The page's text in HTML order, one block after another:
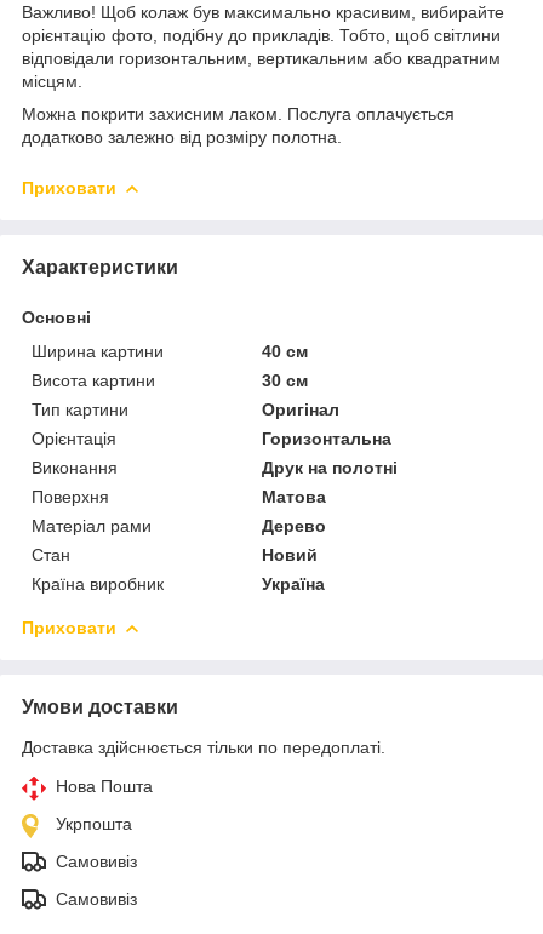
Важливо! Щоб колаж був максимально красивим, вибирайте
орієнтацію фото, подібну до прикладів. Тобто, щоб світлини
відповідали горизонтальним, вертикальним або квадратним
місцям.
Можна покрити захисним лаком. Послуга оплачується
додатково залежно від розміру полотна.
Приховати
Характеристики
Основні
Ширина картини
40 см
Висота картини
30 см
Тип картини
Оригінал
Орієнтація
Горизонтальна
Виконання
Друк на полотні
Поверхня
Матова
Матеріал рами
Дерево
Стан
Новий
Країна виробник
Україна
Приховати
Умови доставки
Доставка здійснюється тільки по передоплаті.
Нова Пошта
Укрпошта
Самовивіз
Самовивіз